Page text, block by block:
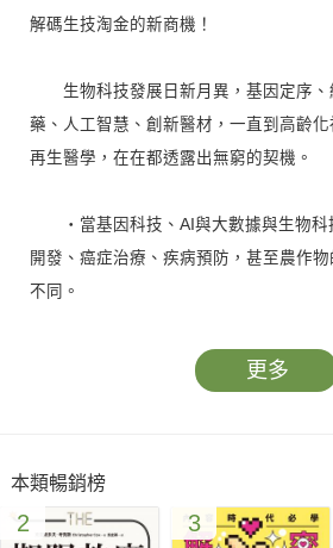
解碼生技淘金的新商機！
生物科技發展日新月異，基因定序、
藥、人工智慧、創新醫材，一直到高齡
再生醫學，在在都透露出無窮的契機。
‧當基因科技、AI與大數據與生物科
開發、癌症治療、疾病預防，甚至農作
不同。
細胞治療、醫療器材與食品農業生技等，
學的蹤跡，而這個趨勢才剛剛起步。
‧台灣獨特的全民健保資料庫，以及人
用，有更多機會發展各種智慧醫療新模
更多
本類暢銷榜
2 3